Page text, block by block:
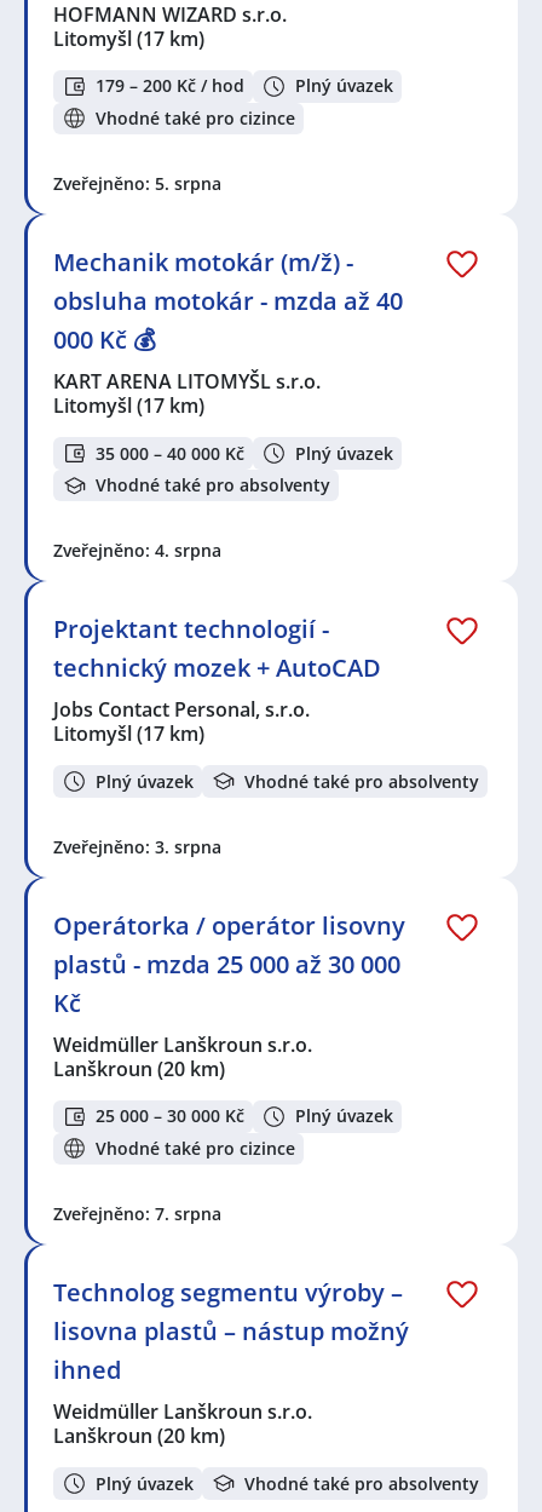
HOFMANN WIZARD s.r.o.
Litomyšl(17 km)
179 – 200 Kč / hod
Plný úvazek
Vhodné také pro cizince
Zveřejněno: 5. srpna
Mechanik motokár (m/ž) -
obsluha motokár - mzda až 40
000 Kč 💰
KART ARENA LITOMYŠL s.r.o.
Litomyšl(17 km)
35 000 – 40 000 Kč
Plný úvazek
Vhodné také pro absolventy
Zveřejněno: 4. srpna
Projektant technologií -
technický mozek + AutoCAD
Jobs Contact Personal, s.r.o.
Litomyšl(17 km)
Plný úvazek Vhodné také pro absolventy
Zveřejněno: 3. srpna
Operátorka / operátor lisovny
plastů - mzda 25 000 až 30 000
Kč
Weidmüller Lanškroun s.r.o.
Lanškroun (20 km)
25 000 – 30 000 Kč
Plný úvazek
Vhodné také pro cizince
Zveřejněno: 7. srpna
Technolog segmentu výroby –
lisovna plastů – nástup možný
ihned
Weidmüller Lanškroun s.r.o.
Lanškroun (20 km)
Plný úvazek Vhodné také pro absolventy